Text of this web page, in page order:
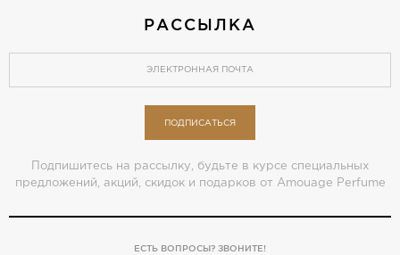
РАССЫЛКА
ПОДПИСАТЬСЯ
Подпишитесь на рассылку, будьте в курсе специальных
предложений, акций, скидок и подарков от Amouage Perfume
ЕСТЬ ВОПРОСЫ? ЗВОНИТЕ!